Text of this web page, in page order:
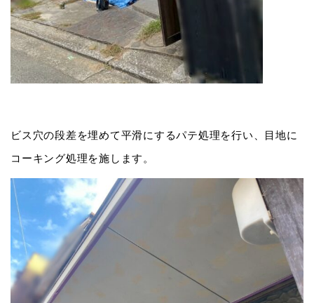
ビス穴の段差を埋めて平滑にするパテ処理を行い、目地に
コーキング処理を施します。